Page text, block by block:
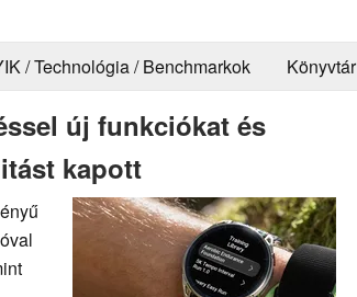
/ Technológia / Benchmarkok Könyvtár
új funkciókat és
kapott